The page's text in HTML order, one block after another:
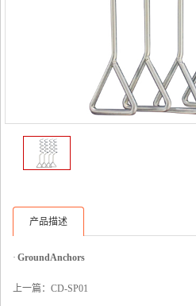
产品描述
· Ground Anchors
上一篇： CD-SP01